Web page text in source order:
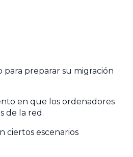
preparar su migración
en que los ordenadores
de la red.
ciertos escenarios